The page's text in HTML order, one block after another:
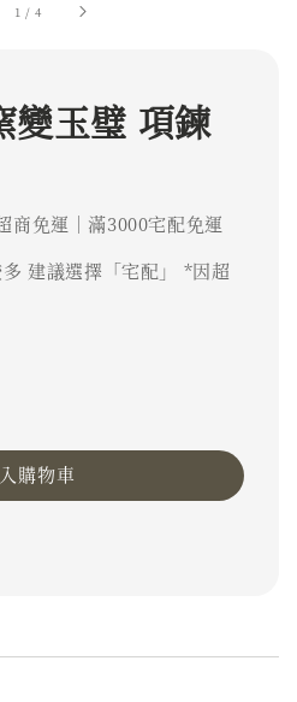
1 / 4
變玉璧 項鍊
商免運｜滿3000宅配免運
建議選擇「宅配」 *因超
購物車